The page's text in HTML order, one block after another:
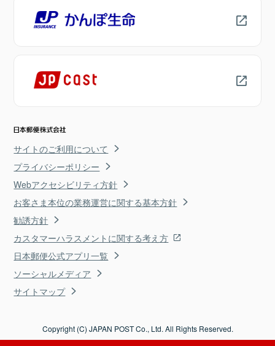
サイトのご利用について
プライバシーポリシー
Webアクセシビリティ方針
お客さま本位の業務運営に関する基本方針
勧誘方針
カスタマーハラスメントに関する考え方
日本郵便公式アプリ一覧
ソーシャルメディア
サイトマップ
Copyright (C) JAPAN POST Co., Ltd. All Rights Reserved.